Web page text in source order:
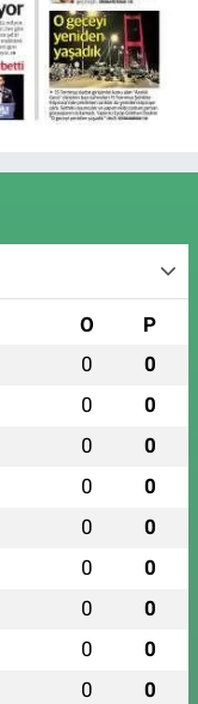
O P
0 0
0 0
0 0
0 0
0 0
0 0
0 0
0 0
0 0